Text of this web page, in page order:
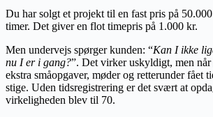
Du har solgt et projekt til en fast pris på
timer. Det giver en flot timepris på 1.000 kr.
Men undervejs spørger kunden: “Kan I ikke
nu I er i gang?”. Det virker uskyldigt, men
ekstra småopgaver, møder og retterunder fået
stige. Uden tidsregistrering er det svært at
virkeligheden blev til 70.